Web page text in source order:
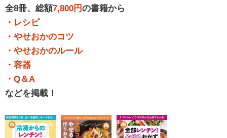
全8冊、総額7,800円の書籍から
・レシピ
・やせおかのコツ
・やせおかのルール
・容器
・Q＆A
などを掲載！